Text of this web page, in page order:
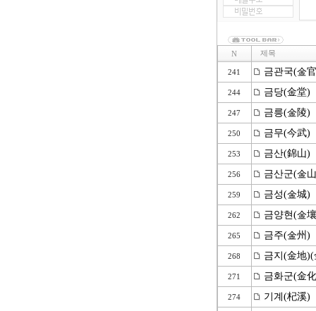
N 제목
241 금관국(金
244 금당(金堂)
247 금릉(金陵)
250 금무(今武)
253 금산(錦山)
256 금산군(金
259 금성(金城)
262 금양현(金
265 금주(金州)
268 금지(金地)(
271 금화군(金
274 기계(杞溪)